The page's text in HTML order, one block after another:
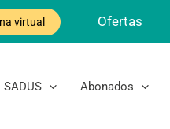
virtual Ofertas
SADUS Abonados